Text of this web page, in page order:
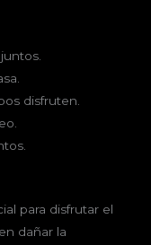
disfruten.
para disfrutar el
dañar la